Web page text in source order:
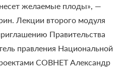
желаемые плоды», —
Лекции второго модуля
Правительства
правления Национальной
СОВНЕТ Александр